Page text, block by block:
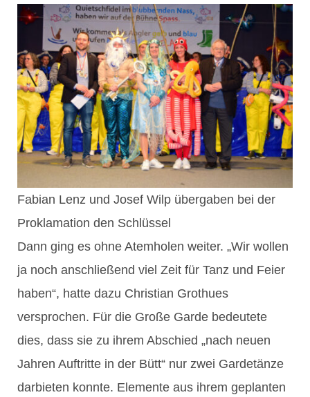
Fabian Lenz und Josef Wilp übergaben bei der
Proklamation den Schlüssel
Dann ging es ohne Atemholen weiter. „Wir wollen
ja noch anschließend viel Zeit für Tanz und Feier
haben“, hatte dazu Christian Grothues
versprochen. Für die Große Garde bedeutete
dies, dass sie zu ihrem Abschied „nach neuen
Jahren Auftritte in der Bütt“ nur zwei Gardetänze
darbieten konnte. Elemente aus ihrem geplanten